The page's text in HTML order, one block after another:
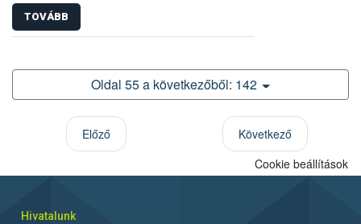
TOVÁBB
Oldal 55 a következőből: 142
Előző
Következő
Cookie beállítások
Hivatalunk